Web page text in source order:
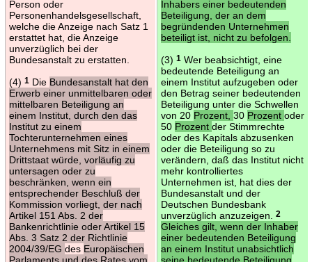
Person oder
Personenhandelsgesellschaft,
welche die Anzeige nach Satz 1
erstattet hat, die Anzeige
unverzüglich bei der
Bundesanstalt zu erstatten.
(4) 1Die Bundesanstalt hat den
Erwerb einer unmittelbaren oder
mittelbaren Beteiligung an
einem Institut, durch den das
Institut zu einem
Tochterunternehmen eines
Unternehmens mit Sitz in einem
Drittstaat würde, vorläufig zu
untersagen oder zu
beschränken, wenn ein
entsprechender Beschluß der
Kommission vorliegt, der nach
Artikel 151 Abs. 2 der
Bankenrichtlinie oder Artikel 15
Abs. 3 Satz 2 der Richtlinie
2004/39/EG des Europäischen
Parlaments und des Rates vom
Inhabers einer bedeutenden
Beteiligung, der an dem
begründenden Unternehmen
beteiligt ist, nicht zu befolgen.
(3) 1Wer beabsichtigt, eine
bedeutende Beteiligung an
einem Institut aufzugeben oder
den Betrag seiner bedeutenden
Beteiligung unter die Schwellen
von 20 Prozent, 30 Prozent oder
50 Prozent der Stimmrechte
oder des Kapitals abzusenken
oder die Beteiligung so zu
verändern, daß das Institut nicht
mehr kontrolliertes
Unternehmen ist, hat dies der
Bundesanstalt und der
Deutschen Bundesbank
unverzüglich anzuzeigen.
2
Gleiches gilt, wenn der Inhaber
einer bedeutenden Beteiligung
an einem Institut unabsichtlich
seine bedeutende Beteiligung